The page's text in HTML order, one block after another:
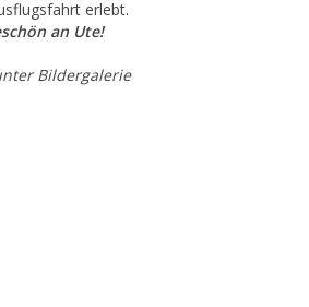
erlebt.
an Ute!
Bildergalerie